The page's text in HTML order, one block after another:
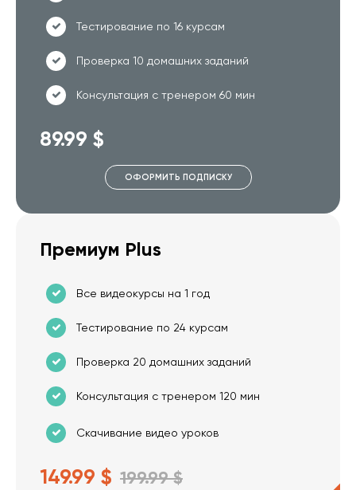
Тестирование по 16 курсам
Проверка 10 домашних заданий
Консультация с тренером 60 мин
89.99 $
ОФОРМИТЬ ПОДПИСКУ
Премиум Plus
Все видеокурсы на 1 год
Тестирование по 24 курсам
Проверка 20 домашних заданий
Консультация с тренером 120 мин
Скачивание видео уроков
149.99 $ 199.99 $